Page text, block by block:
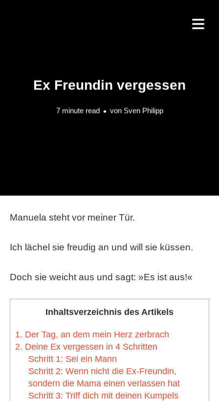
Ex Freundin vergessen
7 minute read von Sven Philipp
Manuela steht vor meiner Tür.
Ich lächel sie freudig an und will sie küssen.
Doch sie weicht aus und sagt: »Es ist aus!«
Inhaltsverzeichnis des Artikels
1. Der Tag, an dem mein Herz zerbrach
2. Deine Ex vergessen in 4 Schritten
Schritt 1: Sei ein Mann
Schritt 2: Wenn nicht die Ex-Freundin,
sondern die Mama einen verlassen hat
Schritt 3: Triff dich mit deinen Kumpels